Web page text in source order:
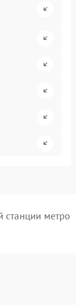
метро